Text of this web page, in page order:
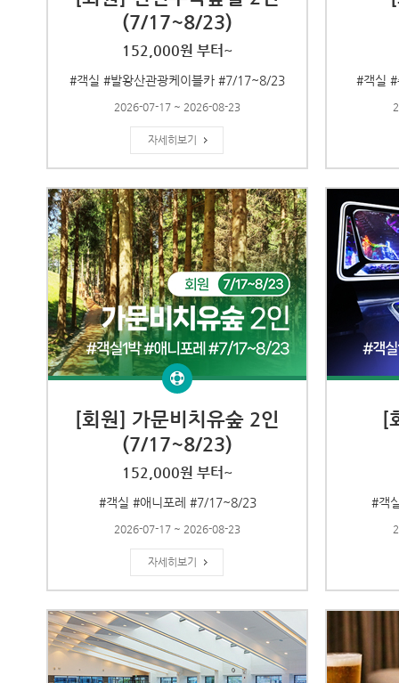
(7/17~8/23)
152,000원 부터~
#객실 #발왕산관광케이블카 #7/17~8/23
2026-07-17 ~ 2026-08-23
자세히보기
#객실
[회원] 가문비치유숲 2인
(7/17~8/23)
152,000원 부터~
#객실 #애니포레 #7/17~8/23
2026-07-17 ~ 2026-08-23
자세히보기
[
#객